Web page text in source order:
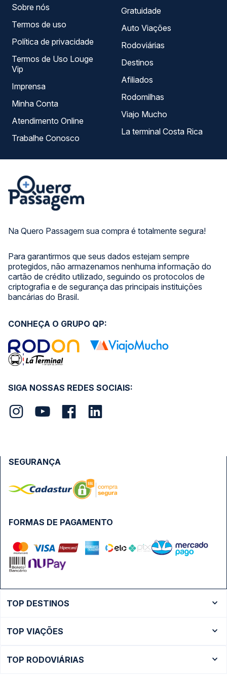
Na Quero Passagem sua compra é totalmente segura!
Para garantirmos que seus dados estejam sempre
protegidos, não armazenamos nenhuma informação do
cartão de crédito utilizado, seguindo os protocolos de
criptografia e de segurança das principais instituições
bancárias do Brasil.
Sobre nós
Termos de uso
Política de privacidade
Termos de Uso Louge
Vip
Imprensa
Minha Conta
Atendimento Online
Trabalhe Conosco
Gratuidade
Auto Viações
Rodoviárias
Destinos
Afiliados
Rodomilhas
Viajo Mucho
La terminal Costa Rica
SIGA NOSSAS REDES SOCIAIS:
CONHEÇA O GRUPO QP:
FORMAS DE PAGAMENTO
SEGURANÇA
TOP DESTINOS
Ônibus São Paulo
TOP VIAÇÕES
TOP RODOVIÁRIAS